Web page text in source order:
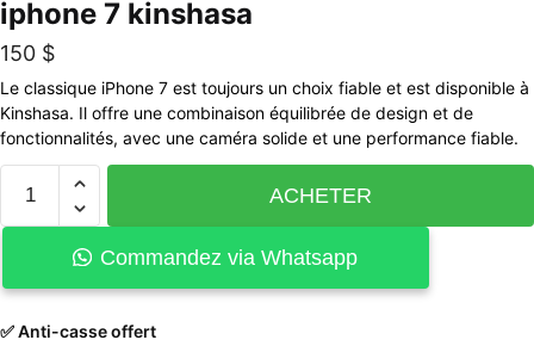
iphone 7 kinshasa
150 $
Le classique iPhone 7 est toujours un choix fiable et est disponible à
Kinshasa. Il offre une combinaison équilibrée de design et de
fonctionnalités, avec une caméra solide et une performance fiable.
ACHETER
Commandez via Whatsapp
✅ Anti-casse offert